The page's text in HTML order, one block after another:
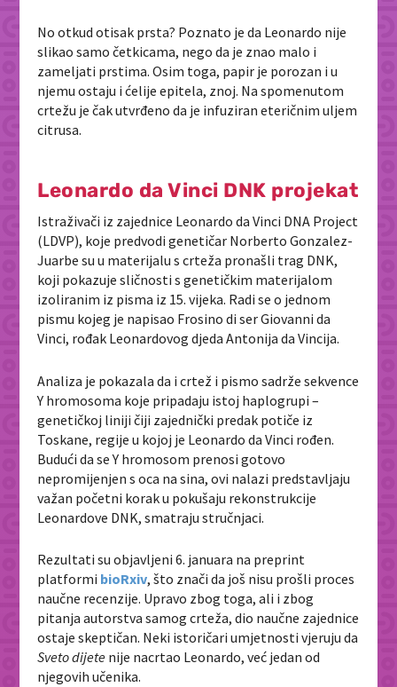
No otkud otisak prsta? Poznato je da Leonardo nije
slikao samo četkicama, nego da je znao malo i
zameljati prstima. Osim toga, papir je porozan i u
njemu ostaju i ćelije epitela, znoj. Na spomenutom
crtežu je čak utvrđeno da je infuziran eteričnim uljem
citrusa.
Leonardo da Vinci DNK projekat
Istraživači iz zajednice Leonardo da Vinci DNA Project
(LDVP), koje predvodi genetičar Norberto Gonzalez-
Juarbe su u materijalu s crteža pronašli trag DNK,
koji pokazuje sličnosti s genetičkim materijalom
izoliranim iz pisma iz 15. vijeka. Radi se o jednom
pismu kojeg je napisao Frosino di ser Giovanni da
Vinci, rođak Leonardovog djeda Antonija da Vincija.
Analiza je pokazala da i crtež i pismo sadrže sekvence
Y hromosoma koje pripadaju istoj haplogrupi –
genetičkoj liniji čiji zajednički predak potiče iz
Toskane, regije u kojoj je Leonardo da Vinci rođen.
Budući da se Y hromosom prenosi gotovo
nepromijenjen s oca na sina, ovi nalazi predstavljaju
važan početni korak u pokušaju rekonstrukcije
Leonardove DNK, smatraju stručnjaci.
Rezultati su objavljeni 6. januara na preprint
platformi bioRxiv, što znači da još nisu prošli proces
naučne recenzije. Upravo zbog toga, ali i zbog
pitanja autorstva samog crteža, dio naučne zajednice
ostaje skeptičan. Neki istoričari umjetnosti vjeruju da
Sveto dijete nije nacrtao Leonardo, već jedan od
njegovih učenika.